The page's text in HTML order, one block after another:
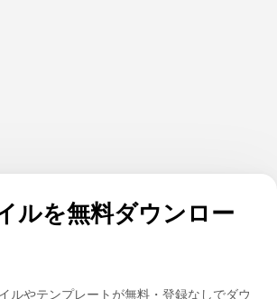
ルを無料ダウンロー
ルやテンプレートが無料・登録なしでダウ